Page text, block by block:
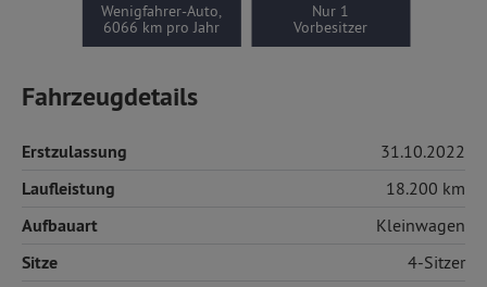
Wenigfahrer-Auto,
6066 km pro Jahr
Nur 1
Vorbesitzer
Fahrzeugdetails
Erstzulassung 31.10.2022
Laufleistung 18.200 km
Aufbauart Kleinwagen
Sitze 4-Sitzer